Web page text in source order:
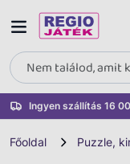
Ingyen szállítás 16
Főoldal Puzzle,